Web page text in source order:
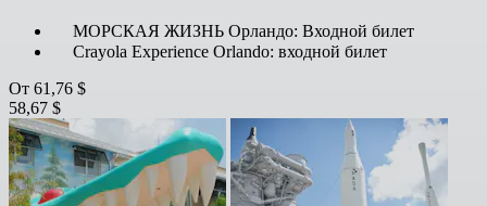
МОРСКАЯ ЖИЗНЬ Орландо: Входной билет
Crayola Experience Orlando: входной билет
От 61,76 $
58,67 $